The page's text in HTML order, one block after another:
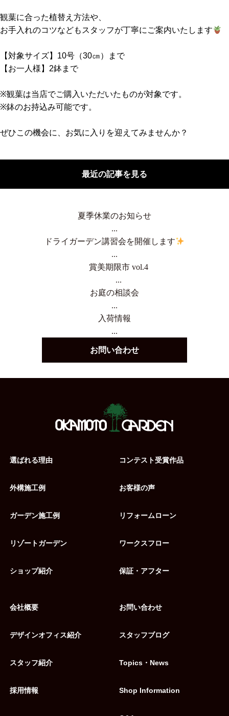
観葉に合った植替え方法や、
お手入れのコツなどもスタッフが丁寧にご案内いたします
【対象サイズ】10号（30㎝）まで
【お一人様】2鉢まで
※観葉は当店でご購入いただいたものが対象です。
※鉢のお持込み可能です。
ぜひこの機会に、お気に入りを迎えてみませんか？
最近の記事を見る
夏季休業のお知らせ
...
ドライガーデン講習会を開催します
...
賞美期限市 vol.4
...
お庭の相談会
...
入荷情報
...
お問い合わせ
選ばれる理由
外構施工例
ガーデン施工例
リゾートガーデン
ショップ紹介
コンテスト受賞作品
お客様の声
リフォームローン
ワークスフロー
保証・アフター
会社概要
デザインオフィス紹介
スタッフ紹介
採用情報
お問い合わせ
スタッフブログ
Topics・News
Shop Information